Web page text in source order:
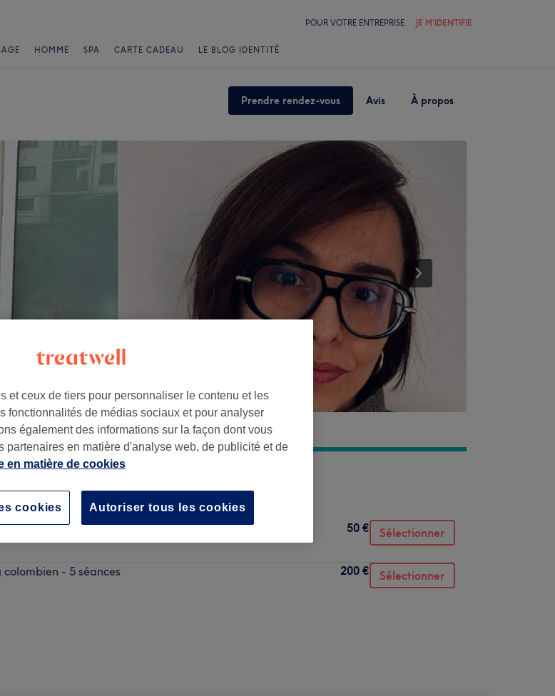
POUR VOTRE ENTREPRISE JE M'IDENTIFIE
HOMME SPA CARTE CADEAU LE BLOG IDENTITÉ
Prendre rendez-vous Avis À propos
en détail...
- 1 séance
50 € Sélectionner
colombien - 5 séances
200 € Sélectionner
et ceux de tiers pour personnaliser le contenu et les
fonctionnalités de médias sociaux et pour analyser
également des informations sur la façon dont vous
partenaires en matière d'analyse web, de publicité et de
en matière de cookies
Autoriser tous les cookies
cookies